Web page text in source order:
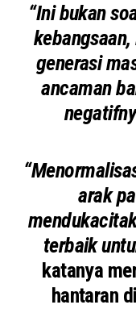
“Ini bukan
generasi
ancaman
arak
terbaik
katanya
hantaran